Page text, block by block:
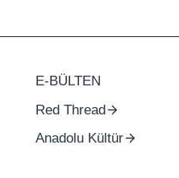
E-BÜLTEN
Red Thread
Anadolu Kültür